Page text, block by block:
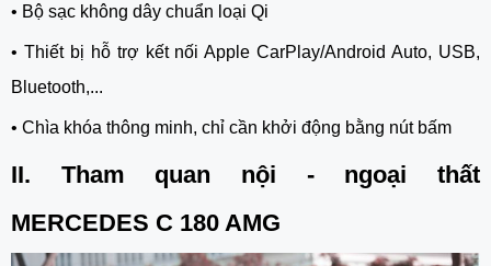
• Bộ sạc không dây chuẩn loại Qi
• Thiết bị hỗ trợ kết nối Apple CarPlay/Android Auto, USB,
Bluetooth,...
• Chìa khóa thông minh, chỉ cần khởi động bằng nút bấm
II. Tham quan nội - ngoại thất
MERCEDES C 180 AMG